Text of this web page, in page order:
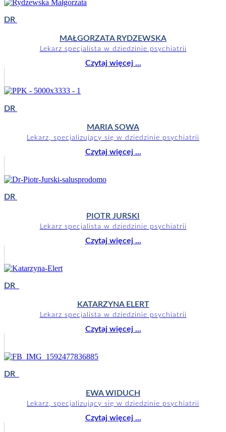
DR
MAŁGORZATA RYDZEWSKA
Lekarz specjalista w dziedzinie psychiatrii
Czytaj więcej ...
DR
MARIA SOWA
Lekarz, specjalizujący się w dziedzinie psychiatrii
Czytaj więcej ...
DR
PIOTR JURSKI
Lekarz specjalista w dziedzinie psychiatrii
Czytaj więcej ...
DR
KATARZYNA ELERT
Lekarz specjalista w dziedzinie psychiatrii
Czytaj więcej ...
DR
EWA WIDUCH
Lekarz, specjalizujący się w dziedzinie psychiatrii
Czytaj więcej ...